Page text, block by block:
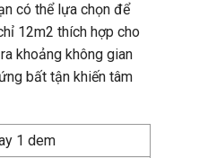
có thể lựa chọn để
12m2 thích hợp cho
khoảng không gian
bất tận khiến tâm